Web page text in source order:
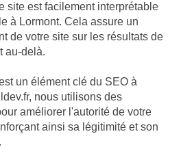
site est facilement interprétable
à Lormont. Cela assure un
de votre site sur les résultats de
au-delà.
un élément clé du SEO à
nous utilisons des
améliorer l'autorité de votre
ainsi sa légitimité et son